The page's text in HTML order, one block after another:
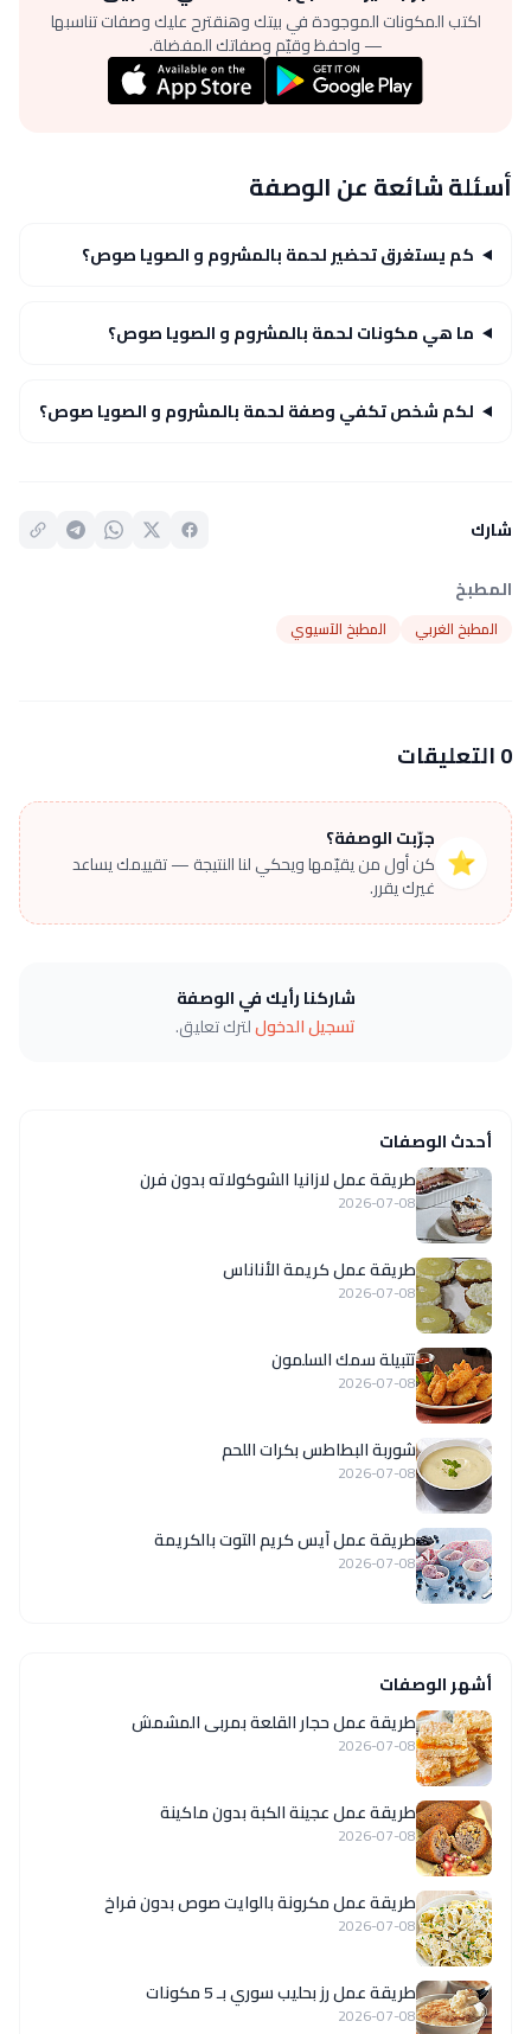
اكتب المكونات الموجودة في بيتك وهنقترح عليك وصفات تناسبها
— واحفظ وقيّم وصفاتك المفضلة.
أسئلة شائعة عن الوصفة
كم يستغرق تحضير لحمة بالمشروم و الصويا صوص؟
ما هي مكونات لحمة بالمشروم و الصويا صوص؟
لكم شخص تكفي وصفة لحمة بالمشروم و الصويا صوص؟
شارك
المطبخ
المطبخ الغربي المطبخ الآسيوي
0 التعليقات
⭐
جرّبت الوصفة؟
كن أول من يقيّمها ويحكي لنا النتيجة — تقييمك يساعد
غيرك يقرر.
شاركنا رأيك في الوصفة
تسجيل الدخوللترك تعليق.
أحدث الوصفات
طريقة عمل لازانيا الشوكولاته بدون فرن
2026-07-08
طريقة عمل كريمة الأناناس
2026-07-08
تتبيلة سمك السلمون
2026-07-08
شوربة البطاطس بكرات اللحم
2026-07-08
طريقة عمل آيس كريم التوت بالكريمة
2026-07-08
أشهر الوصفات
طريقة عمل حجار القلعة بمربى المشمش
2026-07-08
طريقة عمل عجينة الكبة بدون ماكينة
2026-07-08
طريقة عمل مكرونة بالوايت صوص بدون فراخ
2026-07-08
طريقة عمل رز بحليب سوري بـ 5 مكونات
2026-07-08